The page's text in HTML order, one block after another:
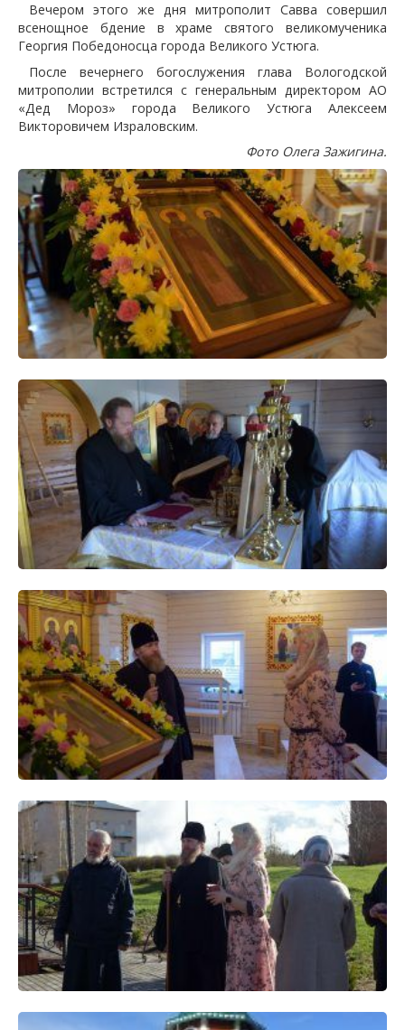
Вечером этого же дня митрополит Савва совершил
всенощное бдение в храме святого великомученика
Георгия Победоносца города Великого Устюга.
После вечернего богослужения глава Вологодской
митрополии встретился с генеральным директором АО
«Дед Мороз» города Великого Устюга Алексеем
Викторовичем Израловским.
Фото Олега Зажигина.